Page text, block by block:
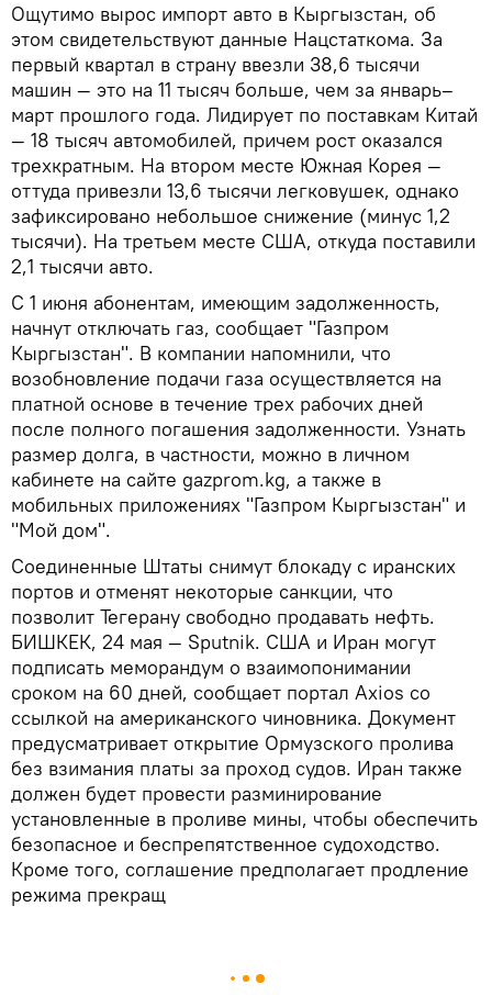
Ощутимо вырос импорт авто в Кыргызстан, об
этом свидетельствуют данные Нацстаткома. За
первый квартал в страну ввезли 38,6 тысячи
машин — это на 11 тысяч больше, чем за январь–
март прошлого года. Лидирует по поставкам Китай
— 18 тысяч автомобилей, причем рост оказался
трехкратным. На втором месте Южная Корея —
оттуда привезли 13,6 тысячи легковушек, однако
зафиксировано небольшое снижение (минус 1,2
тысячи). На третьем месте США, откуда поставили
2,1 тысячи авто.
С 1 июня абонентам, имеющим задолженность,
начнут отключать газ, сообщает "Газпром
Кыргызстан". В компании напомнили, что
возобновление подачи газа осуществляется на
платной основе в течение трех рабочих дней
после полного погашения задолженности. Узнать
размер долга, в частности, можно в личном
кабинете на сайте gazprom.kg, а также в
мобильных приложениях "Газпром Кыргызстан" и
"Мой дом".
Соединенные Штаты снимут блокаду с иранских
портов и отменят некоторые санкции, что
позволит Тегерану свободно продавать нефть.
БИШКЕК, 24 мая — Sputnik. США и Иран могут
подписать меморандум о взаимопонимании
сроком на 60 дней, сообщает портал Axios со
ссылкой на американского чиновника. Документ
предусматривает открытие Ормузского пролива
без взимания платы за проход судов. Иран также
должен будет провести разминирование
установленные в проливе мины, чтобы обеспечить
безопасное и беспрепятственное судоходство.
Кроме того, соглашение предполагает продление
режима прекращ